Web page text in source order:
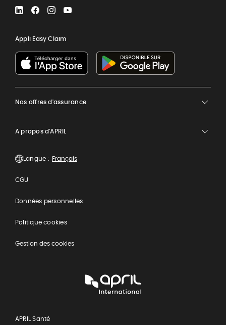
LinkedInFacebookInstagramYouTube
Appli Easy Claim
Nos offres d'assurance
A propos d'APRIL
Langue :
CGU
Données personnelles
Politique cookies
Gestion des cookies
International
APRIL Santé